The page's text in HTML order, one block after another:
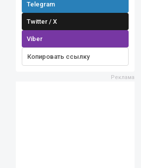
Telegram
Twitter / X
Viber
Копировать ссылку